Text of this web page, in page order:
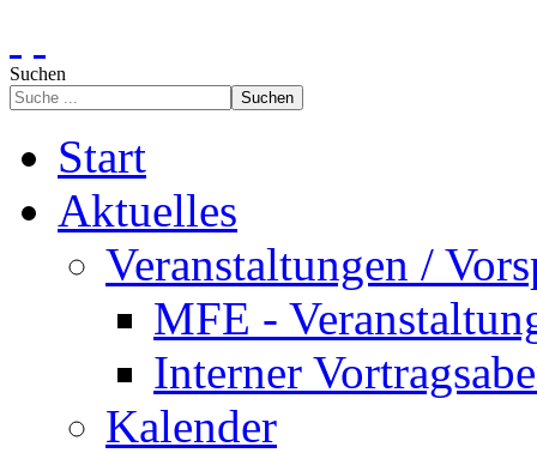
Suchen
Suchen
Start
Aktuelles
Veranstaltungen /
MFE -
Interner
Kalender